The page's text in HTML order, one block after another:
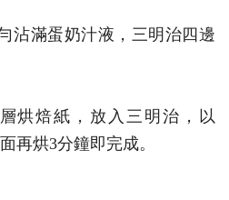
沾滿蛋奶汁液，三明治四邊
烘焙紙，放入三明治，以
再烘3分鐘即完成。